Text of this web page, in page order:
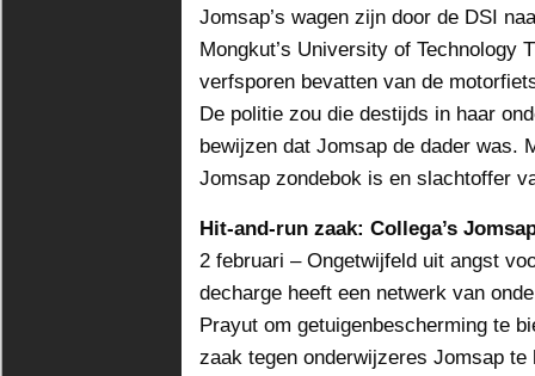
Jomsap’s wagen zijn door de DSI
Mongkut’s University of Technology
verfsporen bevatten van de
De politie zou die destijds in haar
bewijzen dat Jomsap de dader was.
Jomsap zondebok is en slachtoffer
Hit-and-run zaak: Collega’s
2 februari – Ongetwijfeld uit angst
decharge heeft een netwerk van
Prayut om getuigenbescherming te
zaak tegen onderwijzeres Jomsap